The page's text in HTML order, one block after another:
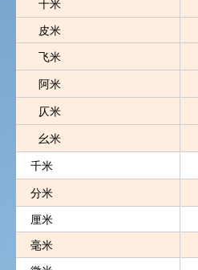
十米
皮米
飞米
阿米
仄米
幺米
千米
分米
厘米
毫米